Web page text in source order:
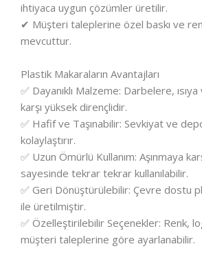
ihtiyaca uygun çözümler üretilir.
✔ Müşteri taleplerine özel baskı ve
mevcuttur.
Plastik Makaraların Avantajları
✅ Dayanıklı Malzeme: Darbelere,
karşı yüksek dirençlidir.
✅ Hafif ve Taşınabilir: Sevkiyat ve
kolaylaştırır.
✅ Uzun Ömürlü Kullanım: Aşınmaya
sayesinde tekrar tekrar kullanılabilir.
✅ Geri Dönüştürülebilir: Çevre dostu
ile üretilmiştir.
✅ Özelleştirilebilir Seçenekler: Renk,
müşteri taleplerine göre ayarlanabilir.